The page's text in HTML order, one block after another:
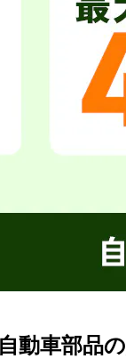
自動車部